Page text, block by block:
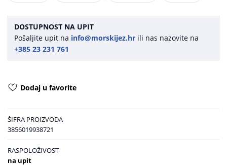
DOSTUPNOST NA UPIT
Pošaljite upit na info@morskijez.hr ili nas nazovite na
+385 23 231 761
Dodaj u favorite
ŠIFRA PROIZVODA
3856019938721
RASPOLOŽIVOST
na upit